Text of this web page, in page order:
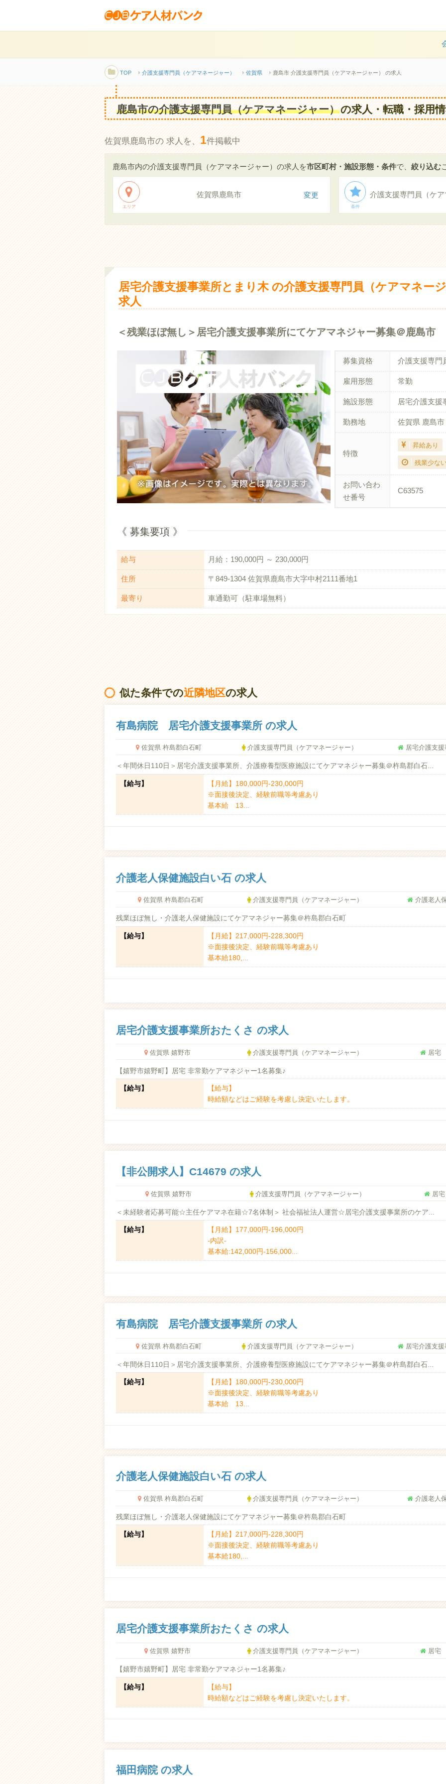
TOP 介護支援専門員（ケアマネージャー） 佐賀県 鹿島市 介護支援専門員（ケアマネージャー） の求人
鹿島市の介護支援専門員（ケアマネージャー）の求人・転職・採用
佐賀県鹿島市の 求人を、 1件掲載中
鹿島市内の介護支援専門員（ケアマネージャー）の求人を市区町村・施設形態・条件で、 絞り込む
エリア
佐賀県鹿島市 変更
条件
介護支援専門員（ケ
居宅介護支援事業所とまり木 の介護支援専門員（ケアマネー
求人
＜残業ほぼ無し＞居宅介護支援事業所にてケアマネジャー募集＠鹿島市
募集資格 介護支援専門
雇用形態 常勤
施設形態 居宅介護支援
勤務地 佐賀県 鹿島市
特徴
昇給あり
残業少な
お問い合わ
せ番号
C63575
《 募集要項 》
給与 月給：190,000円 ～ 230,000円
住所 〒849-1304 佐賀県鹿島市大字中村2111番地1
最寄り 車通勤可（駐車場無料）
似た条件での近隣地区の求人
有島病院 居宅介護支援事業所 の求人
佐賀県 杵島郡白石町 介護支援専門員（ケアマネージャー） 居宅介護支援
＜年間休日110日＞居宅介護支援事業所、介護療養型医療施設にてケアマネジャー募集＠杵島郡白石...
【給与】
【月給】180,000円-230,000円
※面接後決定、経験前職等考慮あり
基本給 13...
介護老人保健施設白い石 の求人
佐賀県 杵島郡白石町 介護支援専門員（ケアマネージャー） 介護老人
残業ほぼ無し・介護老人保健施設にてケアマネジャー募集＠杵島郡白石町
【給与】
【月給】217,000円-228,300円
※面接後決定、経験前職等考慮あり
基本給180,...
居宅介護支援事業所おたくさ の求人
佐賀県 嬉野市 介護支援専門員（ケアマネージャー） 居宅
【嬉野市嬉野町】居宅 非常勤ケアマネジャー1名募集♪
【給与】
【給与】
時給額などはご経験を考慮し決定いたします。
【非公開求人】C14679 の求人
佐賀県 嬉野市 介護支援専門員（ケアマネージャー） 居宅
＜未経験者応募可能☆主任ケアマネ在籍☆7名体制＞ 社会福祉法人運営☆居宅介護支援事業所のケア...
【給与】
【月給】177,000円-196,000円
-内訳-
基本給:142,000円-156,000...
有島病院 居宅介護支援事業所 の求人
佐賀県 杵島郡白石町 介護支援専門員（ケアマネージャー） 居宅介護支援
＜年間休日110日＞居宅介護支援事業所、介護療養型医療施設にてケアマネジャー募集＠杵島郡白石...
【給与】
【月給】180,000円-230,000円
※面接後決定、経験前職等考慮あり
基本給 13...
介護老人保健施設白い石 の求人
佐賀県 杵島郡白石町 介護支援専門員（ケアマネージャー） 介護老人
残業ほぼ無し・介護老人保健施設にてケアマネジャー募集＠杵島郡白石町
【給与】
【月給】217,000円-228,300円
※面接後決定、経験前職等考慮あり
基本給180,...
居宅介護支援事業所おたくさ の求人
佐賀県 嬉野市 介護支援専門員（ケアマネージャー） 居宅
【嬉野市嬉野町】居宅 非常勤ケアマネジャー1名募集♪
【給与】
【給与】
時給額などはご経験を考慮し決定いたします。
福田病院 の求人